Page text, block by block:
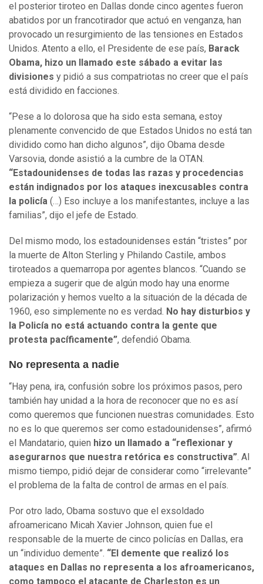
el posterior tiroteo en Dallas donde cinco agentes fueron
abatidos por un francotirador que actuó en venganza, han
provocado un resurgimiento de las tensiones en Estados
Unidos. Atento a ello, el Presidente de ese país, Barack
Obama, hizo un llamado este sábado a evitar las
divisiones y pidió a sus compatriotas no creer que el país
está dividido en facciones.
“Pese a lo dolorosa que ha sido esta semana, estoy
plenamente convencido de que Estados Unidos no está tan
dividido como han dicho algunos”, dijo Obama desde
Varsovia, donde asistió a la cumbre de la OTAN.
“Estadounidenses de todas las razas y procedencias
están indignados por los ataques inexcusables contra
la policía (…) Eso incluye a los manifestantes, incluye a las
familias”, dijo el jefe de Estado.
Del mismo modo, los estadounidenses están “tristes” por
la muerte de Alton Sterling y Philando Castile, ambos
tiroteados a quemarropa por agentes blancos. “Cuando se
empieza a sugerir que de algún modo hay una enorme
polarización y hemos vuelto a la situación de la década de
1960, eso simplemente no es verdad. No hay disturbios y
la Policía no está actuando contra la gente que
protesta pacíficamente”, defendió Obama.
No representa a nadie
“Hay pena, ira, confusión sobre los próximos pasos, pero
también hay unidad a la hora de reconocer que no es así
como queremos que funcionen nuestras comunidades. Esto
no es lo que queremos ser como estadounidenses”, afirmó
el Mandatario, quien hizo un llamado a “reflexionar y
asegurarnos que nuestra retórica es constructiva”. Al
mismo tiempo, pidió dejar de considerar como “irrelevante”
el problema de la falta de control de armas en el país.
Por otro lado, Obama sostuvo que el exsoldado
afroamericano Micah Xavier Johnson, quien fue el
responsable de la muerte de cinco policías en Dallas, era
un “individuo demente”. “El demente que realizó los
ataques en Dallas no representa a los afroamericanos,
como tampoco el atacante de Charleston es un